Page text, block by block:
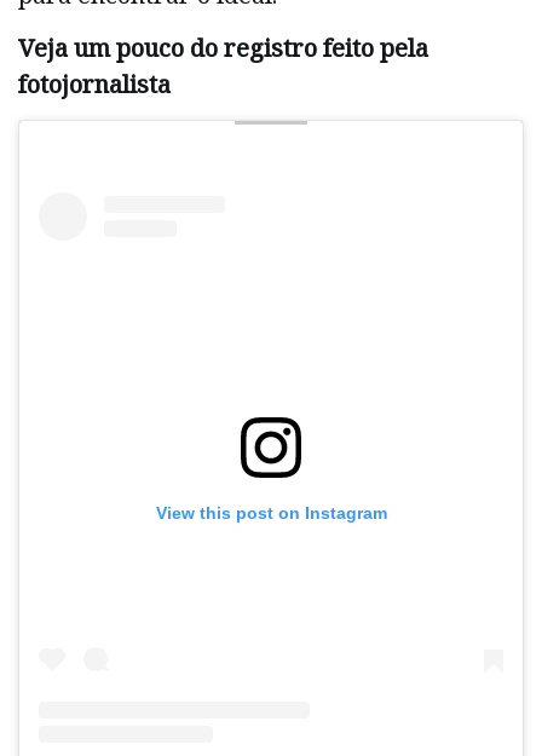
Veja um pouco do registro feito pela
fotojornalista
View this post on Instagram